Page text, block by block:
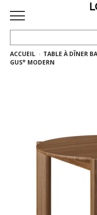
ACCUEIL
Ethnicraft
ACCUEIL
TABLE À DÎNER
GUS* MODERN